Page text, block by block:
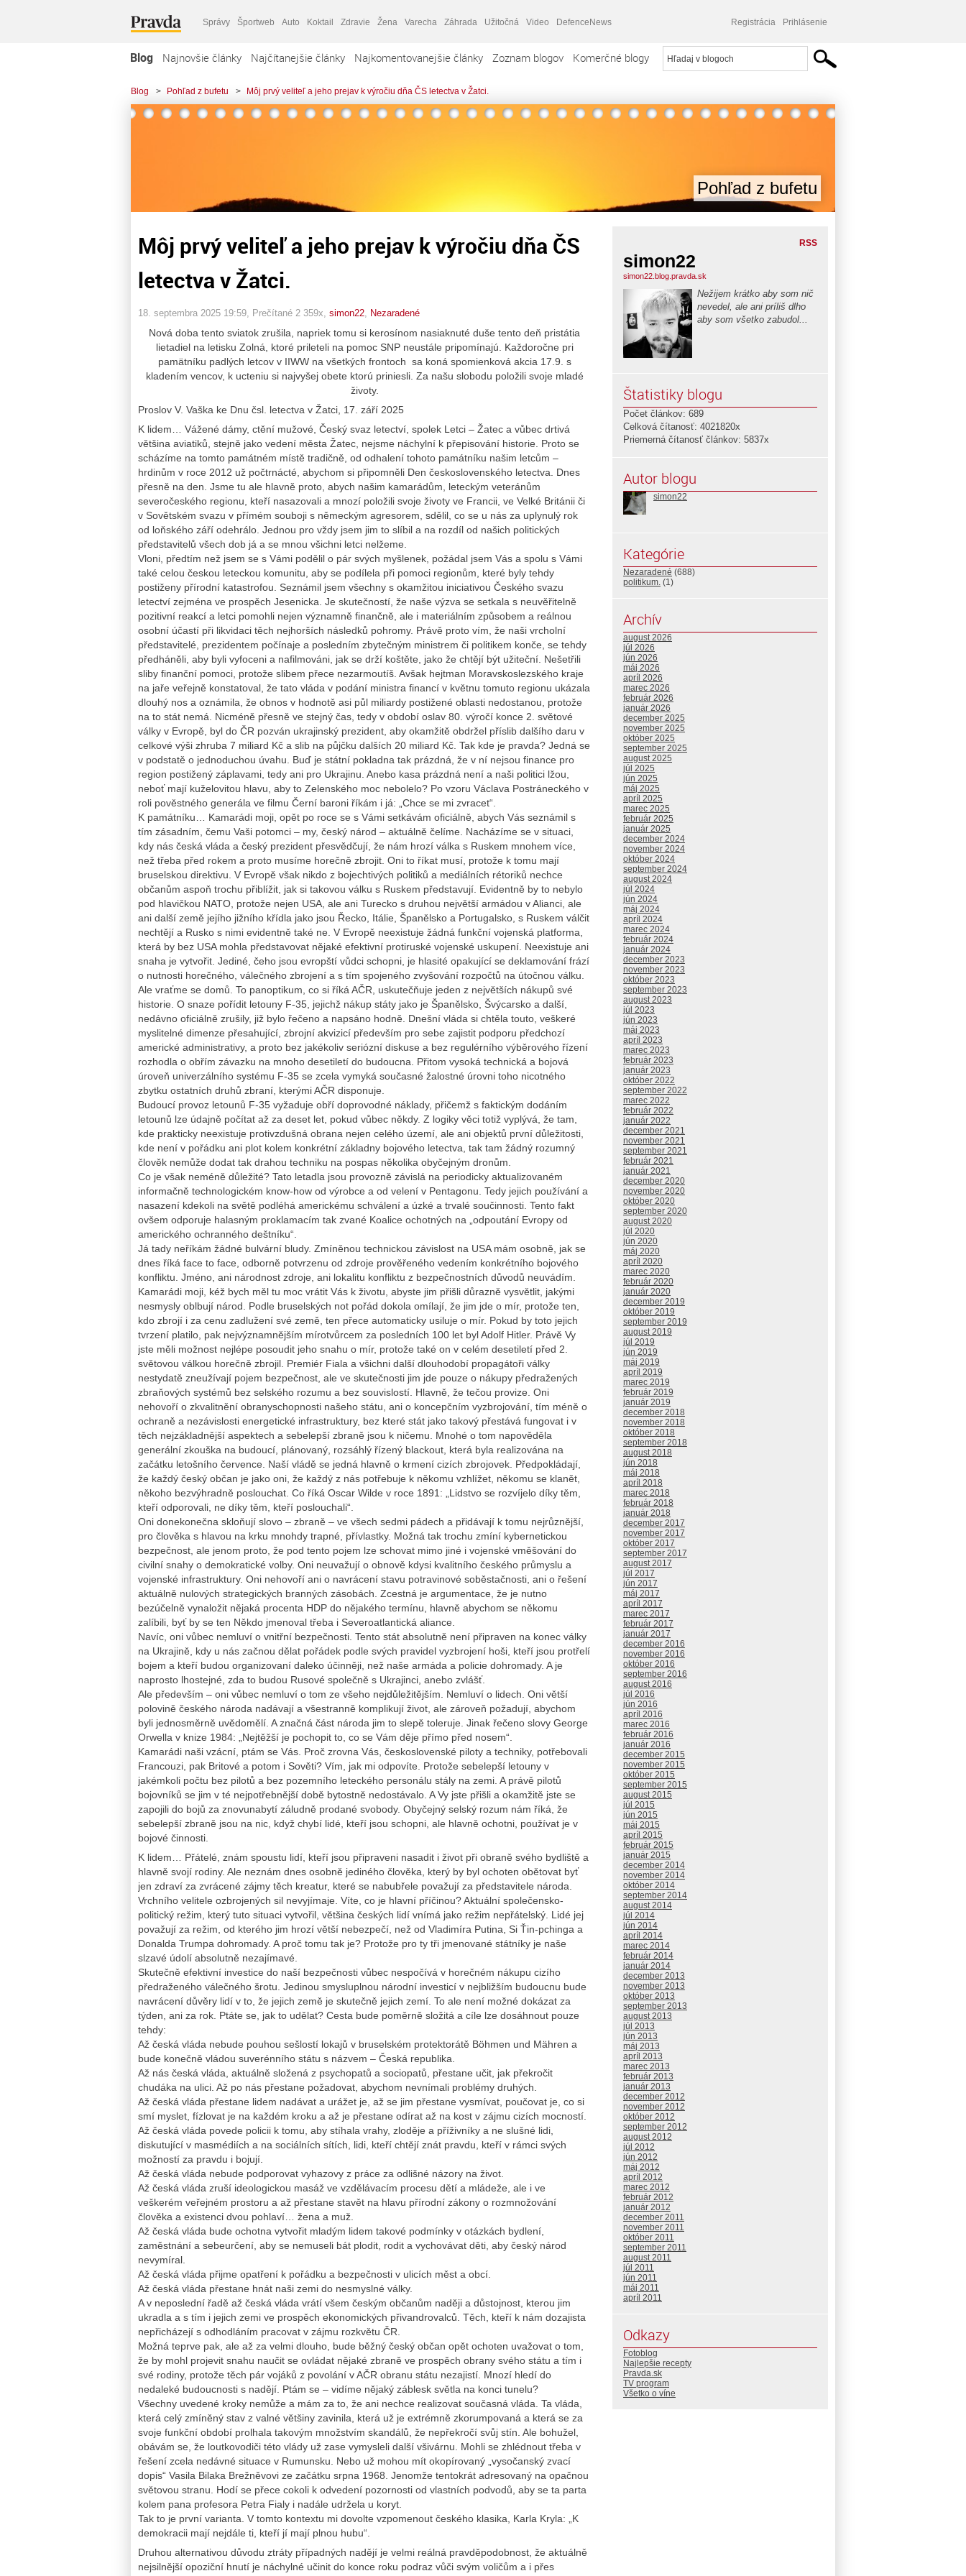
Správy Športweb Auto Koktail Zdravie Žena Varecha Záhrada Užitočná Video DefenceNews Registrácia Prihlásenie
Blog Najnovšie články Najčítanejšie články Najkomentovanejšie články Zoznam blogov Komerčné blogy
Blog > Pohľad z bufetu > Môj prvý veliteľ a jeho prejav k výročiu dňa ČS letectva v Žatci.
Pohľad z bufetu
Môj prvý veliteľ a jeho prejav k výročiu dňa ČS
letectva v Žatci.
18. septembra 2025 19:59 , Prečítané 2 359x, simon22 Nezaradené
Nová doba tento sviatok zrušila, napriek tomu si kerosínom nasiaknuté duše tento deň pristátia
lietadiel na letisku Zolná, ktoré prileteli na pomoc SNP neustále pripomínajú. Každoročne pri
pamätníku padlých letcov v IIWW na všetkých frontoch sa koná spomienková akcia 17.9. s
kladením vencov, k ucteniu si najvyšej obete ktorú priniesli. Za našu slobodu položili svoje mladé
životy.
Proslov V. Vaška ke Dnu čsl. letectva v Žatci, 17. září 2025
K lidem… Vážené dámy, ctění mužové, Český svaz letectví, spolek Letci – Žatec a vůbec drtivá
většina aviatiků, stejně jako vedení města Žatec, nejsme náchylní k přepisování historie. Proto se
scházíme na tomto památném místě tradičně, od odhalení tohoto památníku našim letcům –
hrdinům v roce 2012 už počtrnácté, abychom si připomněli Den československého letectva. Dnes
přesně na den. Jsme tu ale hlavně proto, abych našim kamarádům, leteckým veteránům
severočeského regionu, kteří nasazovali a mnozí položili svoje životy ve Francii, ve Velké Británii či
v Sovětském svazu v přímém souboji s německým agresorem, sdělil, co se u nás za uplynulý rok
od loňského září odehrálo. Jednou pro vždy jsem jim to slíbil a na rozdíl od našich politických
představitelů všech dob já a se mnou všichni letci nelžeme.
Vloni, předtím než jsem se s Vámi podělil o pár svých myšlenek, požádal jsem Vás a spolu s Vámi
také celou českou leteckou komunitu, aby se podílela při pomoci regionům, které byly tehdy
postiženy přírodní katastrofou. Seznámil jsem všechny s okamžitou iniciativou Českého svazu
letectví zejména ve prospěch Jesenicka. Je skutečností, že naše výzva se setkala s neuvěřitelně
pozitivní reakcí a letci pomohli nejen významně finančně, ale i materiálním způsobem a reálnou
osobní účastí při likvidaci těch nejhorších následků pohromy. Právě proto vím, že naši vrcholní
představitelé, prezidentem počínaje a posledním zbytečným ministrem či politikem konče, se tehdy
předháněli, aby byli vyfoceni a nafilmováni, jak se drží koštěte, jako že chtějí být užiteční. Nešetřili
sliby finanční pomoci, protože slibem přece nezarmoutíš. Avšak hejtman Moravskoslezského kraje
na jaře veřejně konstatoval, že tato vláda v podání ministra financí v květnu tomuto regionu ukázala
dlouhý nos a oznámila, že obnos v hodnotě asi půl miliardy postižené oblasti nedostanou, protože
na to stát nemá. Nicméně přesně ve stejný čas, tedy v období oslav 80. výročí konce 2. světové
války v Evropě, byl do ČR pozván ukrajinský prezident, aby okamžitě obdržel příslib dalšího daru v
celkové výši zhruba 7 miliard Kč a slib na půjčku dalších 20 miliard Kč. Tak kde je pravda? Jedná se
v podstatě o jednoduchou úvahu. Buď je státní pokladna tak prázdná, že v ní nejsou finance pro
region postižený záplavami, tedy ani pro Ukrajinu. Anebo kasa prázdná není a naši politici lžou,
neboť mají kuželovitou hlavu, aby to Zelenského moc nebolelo? Po vzoru Václava Postráneckého v
roli pověstného generála ve filmu Černí baroni říkám i já: „Chce se mi zvracet“.
K památníku… Kamarádi moji, opět po roce se s Vámi setkávám oficiálně, abych Vás seznámil s
tím zásadním, čemu Vaši potomci – my, český národ – aktuálně čelíme. Nacházíme se v situaci,
kdy nás česká vláda a český prezident přesvědčují, že nám hrozí válka s Ruskem mnohem více,
než třeba před rokem a proto musíme horečně zbrojit. Oni to říkat musí, protože k tomu mají
bruselskou direktivu. V Evropě však nikdo z bojechtivých politiků a mediálních rétoriků nechce
občanům aspoň trochu přiblížit, jak si takovou válku s Ruskem představují. Evidentně by to nebylo
pod hlavičkou NATO, protože nejen USA, ale ani Turecko s druhou největší armádou v Alianci, ale
ani další země jejího jižního křídla jako jsou Řecko, Itálie, Španělsko a Portugalsko, s Ruskem válčit
nechtějí a Rusko s nimi evidentně také ne. V Evropě neexistuje žádná funkční vojenská platforma,
která by bez USA mohla představovat nějaké efektivní protiruské vojenské uskupení. Neexistuje ani
snaha je vytvořit. Jediné, čeho jsou evropští vůdci schopni, je hlasité opakující se deklamování frází
o nutnosti horečného, válečného zbrojení a s tím spojeného zvyšování rozpočtů na útočnou válku.
Ale vraťme se domů. To panoptikum, co si říká AČR, uskutečňuje jeden z největších nákupů své
historie. O snaze pořídit letouny F-35, jejichž nákup státy jako je Španělsko, Švýcarsko a další,
nedávno oficiálně zrušily, již bylo řečeno a napsáno hodně. Dnešní vláda si chtěla touto, veškeré
myslitelné dimenze přesahující, zbrojní akvizicí především pro sebe zajistit podporu předchozí
americké administrativy, a proto bez jakékoliv seriózní diskuse a bez regulérního výběrového řízení
rozhodla o obřím závazku na mnoho desetiletí do budoucna. Přitom vysoká technická a bojová
úroveň univerzálního systému F-35 se zcela vymyká současné žalostné úrovni toho nicotného
zbytku ostatních druhů zbraní, kterými AČR disponuje.
Budoucí provoz letounů F-35 vyžaduje obří doprovodné náklady, přičemž s faktickým dodáním
letounů lze údajně počítat až za deset let, pokud vůbec někdy. Z logiky věci totiž vyplývá, že tam,
kde prakticky neexistuje protivzdušná obrana nejen celého území, ale ani objektů první důležitosti,
kde není v pořádku ani plot kolem konkrétní základny bojového letectva, tak tam žádný rozumný
člověk nemůže dodat tak drahou techniku na pospas několika obyčejným dronům.
Co je však neméně důležité? Tato letadla jsou provozně závislá na periodicky aktualizovaném
informačně technologickém know-how od výrobce a od velení v Pentagonu. Tedy jejich používání a
nasazení kdekoli na světě podléhá americkému schválení a úzké a trvalé součinnosti. Tento fakt
ovšem odporuje halasným proklamacím tak zvané Koalice ochotných na „odpoutání Evropy od
amerického ochranného deštníku“.
Já tady neříkám žádné bulvární bludy. Zmíněnou technickou závislost na USA mám osobně, jak se
dnes říká face to face, odborně potvrzenu od zdroje prověřeného vedením konkrétního bojového
konfliktu. Jméno, ani národnost zdroje, ani lokalitu konfliktu z bezpečnostních důvodů neuvádím.
Kamarádi moji, kéž bych měl tu moc vrátit Vás k životu, abyste jim přišli důrazně vysvětlit, jakými
nesmysly oblbují národ. Podle bruselských not pořád dokola omílají, že jim jde o mír, protože ten,
kdo zbrojí i za cenu zadlužení své země, ten přece automaticky usiluje o mír. Pokud by toto jejich
tvrzení platilo, pak nejvýznamnějším mírotvůrcem za posledních 100 let byl Adolf Hitler. Právě Vy
jste měli možnost nejlépe posoudit jeho snahu o mír, protože také on v celém desetiletí před 2.
světovou válkou horečně zbrojil. Premiér Fiala a všichni další dlouhodobí propagátoři války
nestydatě zneužívají pojem bezpečnost, ale ve skutečnosti jim jde pouze o nákupy předražených
zbraňových systémů bez selského rozumu a bez souvislostí. Hlavně, že tečou provize. Oni
nehovoří o zkvalitnění obranyschopnosti našeho státu, ani o koncepčním vyzbrojování, tím méně o
ochraně a nezávislosti energetické infrastruktury, bez které stát jako takový přestává fungovat i v
těch nejzákladnější aspektech a sebelepší zbraně jsou k ničemu. Mnohé o tom napověděla
generální zkouška na budoucí, plánovaný, rozsáhlý řízený blackout, která byla realizována na
začátku letošního července. Naší vládě se jedná hlavně o krmení cizích zbrojovek. Předpokládají,
že každý český občan je jako oni, že každý z nás potřebuje k někomu vzhlížet, někomu se klanět,
někoho bezvýhradně poslouchat. Co říká Oscar Wilde v roce 1891: „Lidstvo se rozvíjelo díky těm,
kteří odporovali, ne díky těm, kteří poslouchali“.
Oni donekonečna skloňují slovo – zbraně – ve všech sedmi pádech a přidávají k tomu nejrůznější,
pro člověka s hlavou na krku mnohdy trapné, přívlastky. Možná tak trochu zmíní kybernetickou
bezpečnost, ale jenom proto, že pod tento pojem lze schovat mimo jiné i vojenské vměšování do
civilní snahy o demokratické volby. Oni neuvažují o obnově kdysi kvalitního českého průmyslu a
vojenské infrastruktury. Oni nehovoří ani o navrácení stavu potravinové soběstačnosti, ani o řešení
aktuálně nulových strategických branných zásobách. Zcestná je argumentace, že je nutno
bezúčelně vynaložit nějaká procenta HDP do nějakého termínu, hlavně abychom se někomu
zalíbili, byť by se ten Někdo jmenoval třeba i Severoatlantická aliance.
Navíc, oni vůbec nemluví o vnitřní bezpečnosti. Tento stát absolutně není připraven na konec války
na Ukrajině, kdy u nás začnou dělat pořádek podle svých pravidel vyzbrojení hoši, kteří jsou protřelí
bojem a kteří budou organizovaní daleko účinněji, než naše armáda a policie dohromady. A je
naprosto lhostejné, zda to budou Rusové společně s Ukrajinci, anebo zvlášť.
Ale především – oni vůbec nemluví o tom ze všeho nejdůležitějším. Nemluví o lidech. Oni větší
polovině českého národa nadávají a všestranně komplikují život, ale zároveň požadují, abychom
byli jednosměrně uvědomělí. A značná část národa jim to slepě toleruje. Jinak řečeno slovy George
Orwella v knize 1984: „Nejtěžší je pochopit to, co se Vám děje přímo před nosem“.
Kamarádi naši vzácní, ptám se Vás. Proč zrovna Vás, československé piloty a techniky, potřebovali
Francouzi, pak Britové a potom i Sověti? Vím, jak mi odpovíte. Protože sebelepší letouny v
jakémkoli počtu bez pilotů a bez pozemního leteckého personálu stály na zemi. A právě pilotů
bojovníků se jim v té nejpotřebnější době bytostně nedostávalo. A Vy jste přišli a okamžitě jste se
zapojili do bojů za znovunabytí záludně prodané svobody. Obyčejný selský rozum nám říká, že
sebelepší zbraně jsou na nic, když chybí lidé, kteří jsou schopni, ale hlavně ochotni, používat je v
bojové činnosti.
K lidem… Přátelé, znám spoustu lidí, kteří jsou připraveni nasadit i život při obraně svého bydliště a
hlavně svojí rodiny. Ale neznám dnes osobně jediného člověka, který by byl ochoten obětovat byť
jen zdraví za zvrácené zájmy těch kreatur, které se nabubřele považují za představitele národa.
Vrchního velitele ozbrojených sil nevyjímaje. Víte, co je hlavní příčinou? Aktuální společensko-
politický režim, který tuto situaci vytvořil, většina českých lidí vnímá jako režim nepřátelský. Lidé jej
považují za režim, od kterého jim hrozí větší nebezpečí, než od Vladimíra Putina, Si Ťin-pchinga a
Donalda Trumpa dohromady. A proč tomu tak je? Protože pro ty tři jmenované státníky je naše
slzavé údolí absolutně nezajímavé.
Skutečně efektivní investice do naší bezpečnosti vůbec nespočívá v horečném nákupu cizího
předraženého válečného šrotu. Jedinou smysluplnou národní investicí v nejbližším budoucnu bude
navrácení důvěry lidí v to, že jejich země je skutečně jejich zemí. To ale není možné dokázat za
týden, ani za rok. Ptáte se, jak to udělat? Cesta bude poměrně složitá a cíle lze dosáhnout pouze
tehdy:
Až česká vláda nebude pouhou sešlostí lokajů v bruselském protektorátě Böhmen und Mähren a
bude konečně vládou suverénního státu s názvem – Česká republika.
Až nás česká vláda, aktuálně složená z psychopatů a sociopatů, přestane učit, jak překročit
chudáka na ulici. Až po nás přestane požadovat, abychom nevnímali problémy druhých.
Až česká vláda přestane lidem nadávat a urážet je, až se jim přestane vysmívat, poučovat je, co si
smí myslet, fízlovat je na každém kroku a až je přestane odírat až na kost v zájmu cizích mocností.
Až česká vláda povede policii k tomu, aby stíhala vrahy, zloděje a příživníky a ne slušné lidi,
diskutující v masmédiích a na sociálních sítích, lidi, kteří chtějí znát pravdu, kteří v rámci svých
možností za pravdu i bojují.
Až česká vláda nebude podporovat vyhazovy z práce za odlišné názory na život.
Až česká vláda zruší ideologickou masáž ve vzdělávacím procesu dětí a mládeže, ale i ve
veškerém veřejném prostoru a až přestane stavět na hlavu přírodní zákony o rozmnožování
člověka a existenci dvou pohlaví… žena a muž.
Až česká vláda bude ochotna vytvořit mladým lidem takové podmínky v otázkách bydlení,
zaměstnání a sebeurčení, aby se nemuseli bát plodit, rodit a vychovávat děti, aby český národ
nevymíral.
Až česká vláda přijme opatření k pořádku a bezpečnosti v ulicích měst a obcí.
Až česká vláda přestane hnát naši zemi do nesmyslné války.
A v neposlední řadě až česká vláda vrátí všem českým občanům naději a důstojnost, kterou jim
ukradla a s tím i jejich zemi ve prospěch ekonomických přivandrovalců. Těch, kteří k nám dozajista
nepřicházejí s odhodláním pracovat v zájmu rozkvětu ČR.
Možná teprve pak, ale až za velmi dlouho, bude běžný český občan opět ochoten uvažovat o tom,
že by mohl projevit snahu naučit se ovládat nějaké zbraně ve prospěch obrany svého státu a tím i
své rodiny, protože těch pár vojáků z povolání v AČR obranu státu nezajistí. Mnozí hledí do
nedaleké budoucnosti s nadějí. Ptám se – vidíme nějaký záblesk světla na konci tunelu?
Všechny uvedené kroky nemůže a mám za to, že ani nechce realizovat současná vláda. Ta vláda,
která celý zmíněný stav z valné většiny zavinila, která už je extrémně zkorumpovaná a která se za
svoje funkční období prolhala takovým množstvím skandálů, že nepřekročí svůj stín. Ale bohužel,
obávám se, že loutkovodiči této vlády už zase vymysleli další všivárnu. Mohli se zhlédnout třeba v
řešení zcela nedávné situace v Rumunsku. Nebo už mohou mít okopírovaný „vysočanský zvací
dopis“ Vasila Bilaka Brežněvovi ze začátku srpna 1968. Jenomže tentokrát adresovaný na opačnou
světovou stranu. Hodí se přece cokoli k odvedení pozornosti od vlastních podvodů, aby se ta parta
kolem pana profesora Petra Fialy i nadále udržela u koryt.
Tak to je první varianta. V tomto kontextu mi dovolte vzpomenout českého klasika, Karla Kryla: „K
demokracii mají nejdále ti, kteří jí mají plnou hubu“.
Druhou alternativou důvodu ztráty případných nadějí je velmi reálná pravděpodobnost, že aktuálně
nejsilnější opoziční hnutí je náchylné učinit do konce roku podraz vůči svým voličům a i přes
RSS
simon22
simon22.blog.pravda.sk
Nežijem krátko aby som nič
nevedel, ale ani príliš dlho
aby som všetko zabudol...
Štatistiky blogu
Počet článkov: 689
Celková čítanosť: 4021820x
Priemerná čítanosť článkov: 5837x
Autor blogu
simon22
Kategórie
Nezaradené (688)
politikum. (1)
Archív
august 2026
júl 2026
jún 2026
máj 2026
apríl 2026
marec 2026
február 2026
január 2026
december 2025
november 2025
október 2025
september 2025
august 2025
júl 2025
jún 2025
máj 2025
apríl 2025
marec 2025
február 2025
január 2025
december 2024
november 2024
október 2024
september 2024
august 2024
júl 2024
jún 2024
máj 2024
apríl 2024
marec 2024
február 2024
január 2024
december 2023
november 2023
október 2023
september 2023
august 2023
júl 2023
jún 2023
máj 2023
apríl 2023
marec 2023
február 2023
január 2023
október 2022
september 2022
marec 2022
február 2022
január 2022
december 2021
november 2021
september 2021
február 2021
január 2021
december 2020
november 2020
október 2020
september 2020
august 2020
júl 2020
jún 2020
máj 2020
apríl 2020
marec 2020
február 2020
január 2020
december 2019
október 2019
september 2019
august 2019
júl 2019
jún 2019
máj 2019
apríl 2019
marec 2019
február 2019
január 2019
december 2018
november 2018
október 2018
september 2018
august 2018
jún 2018
máj 2018
apríl 2018
marec 2018
február 2018
január 2018
december 2017
november 2017
október 2017
september 2017
august 2017
júl 2017
jún 2017
máj 2017
apríl 2017
marec 2017
február 2017
január 2017
december 2016
november 2016
október 2016
september 2016
august 2016
júl 2016
jún 2016
apríl 2016
marec 2016
február 2016
január 2016
december 2015
november 2015
október 2015
september 2015
august 2015
júl 2015
jún 2015
máj 2015
apríl 2015
február 2015
január 2015
december 2014
november 2014
október 2014
september 2014
august 2014
júl 2014
jún 2014
apríl 2014
marec 2014
február 2014
január 2014
december 2013
november 2013
október 2013
september 2013
august 2013
júl 2013
jún 2013
máj 2013
apríl 2013
marec 2013
február 2013
január 2013
december 2012
november 2012
október 2012
september 2012
august 2012
júl 2012
jún 2012
máj 2012
apríl 2012
marec 2012
február 2012
január 2012
december 2011
november 2011
október 2011
september 2011
august 2011
júl 2011
jún 2011
máj 2011
apríl 2011
Odkazy
Fotoblog
Najlepšie recepty
Pravda.sk
TV program
Všetko o víne